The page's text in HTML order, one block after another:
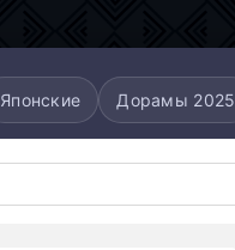
Японские Дорамы 2025